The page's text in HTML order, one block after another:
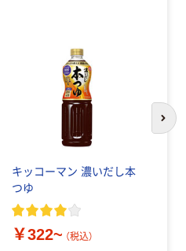
キッコーマン 濃いだし本
つゆ
￥322~ （税込）
次